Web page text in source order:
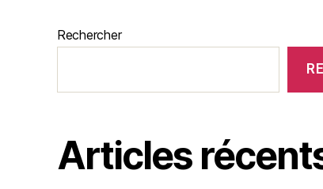
Rechercher
Articles